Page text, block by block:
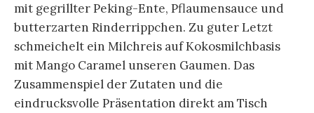
mit gegrillter Peking-Ente, Pflaumensauce und
butterzarten Rinderrippchen. Zu guter Letzt
schmeichelt ein Milchreis auf Kokosmilchbasis
mit Mango Caramel unseren Gaumen. Das
Zusammenspiel der Zutaten und die
eindrucksvolle Präsentation direkt am Tisch